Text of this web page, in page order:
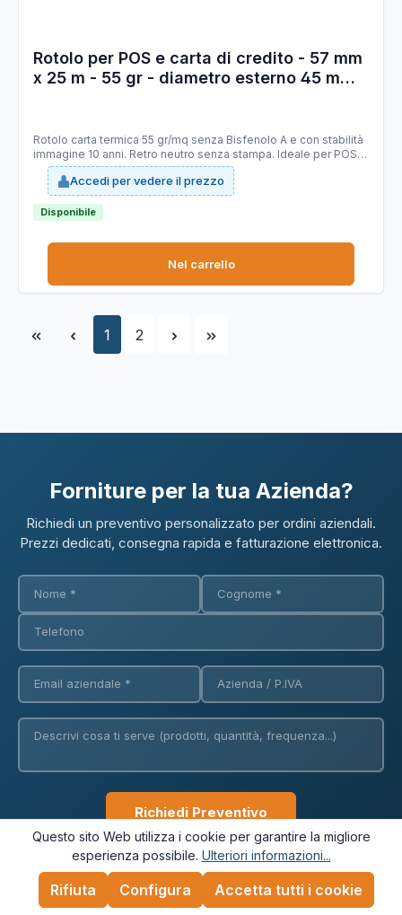
Rotolo per POS e carta di credito - 57 mm
x 25 m - 55 gr - diametro esterno 45 mm -
Rotolo carta termica 55 gr/mq senza Bisfenolo A e con stabilità
immagine 10 anni. Retro neutro senza stampa. Ideale per POS.
Larghezza 57 mm. Lunghezza 25 mt. Diametro esterno 45 mm.
Anima 12 mm. Carta Certificata FSC
Accedi per vedere il prezzo
Disponibile
Nel carrello
Pagina
1 Pagina
2
Forniture per la tua Azienda?
Richiedi un preventivo personalizzato per ordini aziendali.
Prezzi dedicati, consegna rapida e fatturazione elettronica.
Richiedi Preventivo
✓ Fatturazione elettronica✓ Consegna in 24/48h
✓ Consulente dedicato
Questo sito Web utilizza i cookie per garantire la migliore
esperienza possibile. Ulteriori informazioni...
Rifiuta Configura Accetta tutti i cookie